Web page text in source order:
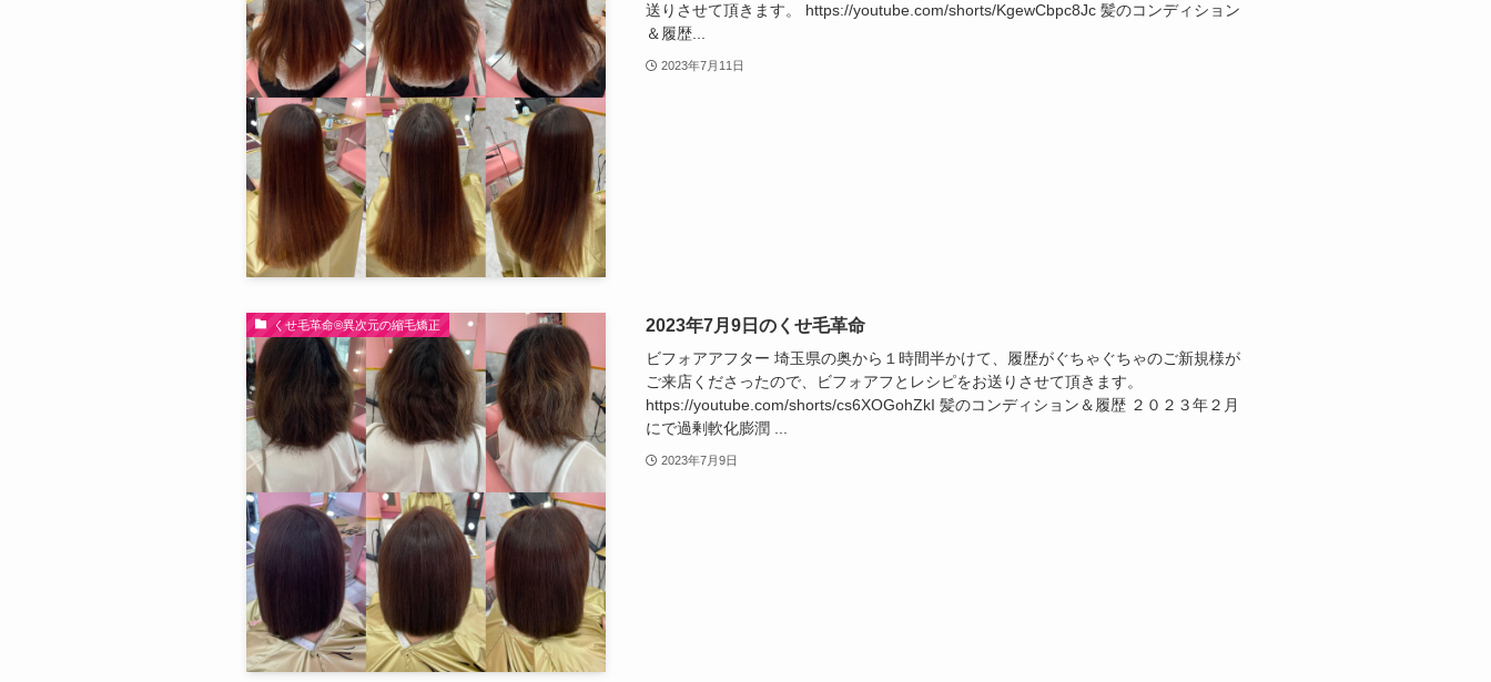
送りさせて頂きます。 https://youtube.com/shorts/KgewCbpc8Jc 髪のコンディション
＆履歴...
2023年7月11日
くせ毛革命®︎異次元の縮毛矯正 2023年7月9日のくせ毛革命
ビフォアアフター 埼玉県の奥から１時間半かけて、履歴がぐちゃぐちゃのご新規様が
ご来店くださったので、ビフォアフとレシピをお送りさせて頂きます。
https://youtube.com/shorts/cs6XOGohZkI 髪のコンディション＆履歴 ２０２３年２月
にで過剰軟化膨潤 ...
2023年7月9日